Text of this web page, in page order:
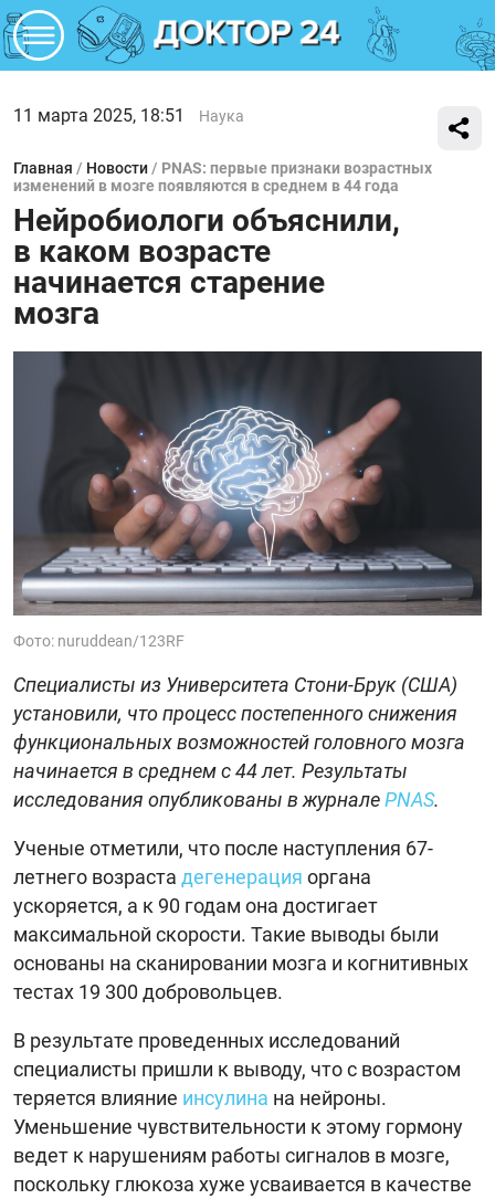
11 марта 2025, 18:51 Наука
Главная / Новости / PNAS: первые признаки возрастных
изменений в мозге появляются в среднем в 44 года
Нейробиологи объяснили,
в каком возрасте
начинается старение
мозга
Фото: nuruddean/123RF
Специалисты из Университета Стони-Брук (США)
установили, что процесс постепенного снижения
функциональных возможностей головного мозга
начинается в среднем с 44 лет. Результаты
исследования опубликованы в журналеPNAS.
Ученые отметили, что после наступления 67-
летнего возраста дегенерация органа
ускоряется, а к 90 годам она достигает
максимальной скорости. Такие выводы были
основаны на сканировании мозга и когнитивных
тестах 19 300 добровольцев.
В результате проведенных исследований
специалисты пришли к выводу, что с возрастом
теряется влияние инсулина на нейроны.
Уменьшение чувствительности к этому гормону
ведет к нарушениям работы сигналов в мозге,
поскольку глюкоза хуже усваивается в качестве